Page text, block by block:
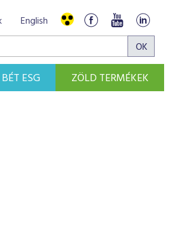
English
BÉT ESG ZÖLD TERMÉKEK